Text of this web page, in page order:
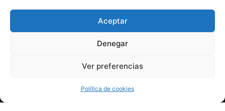
Aceptar
Denegar
Ver preferencias
Política de cookies